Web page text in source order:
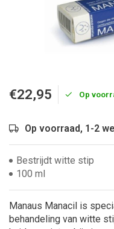
€22,95 Op
Op voorraad, 1-2
Bestrijdt witte stip
100 ml
Manaus Manacil is
behandeling van witte